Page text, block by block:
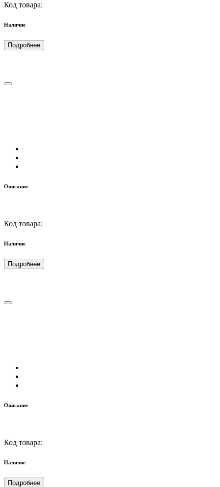
Код товара:
Наличие
Подробнее
Описание
Код товара:
Наличие
Подробнее
Описание
Код товара:
Наличие
Подробнее